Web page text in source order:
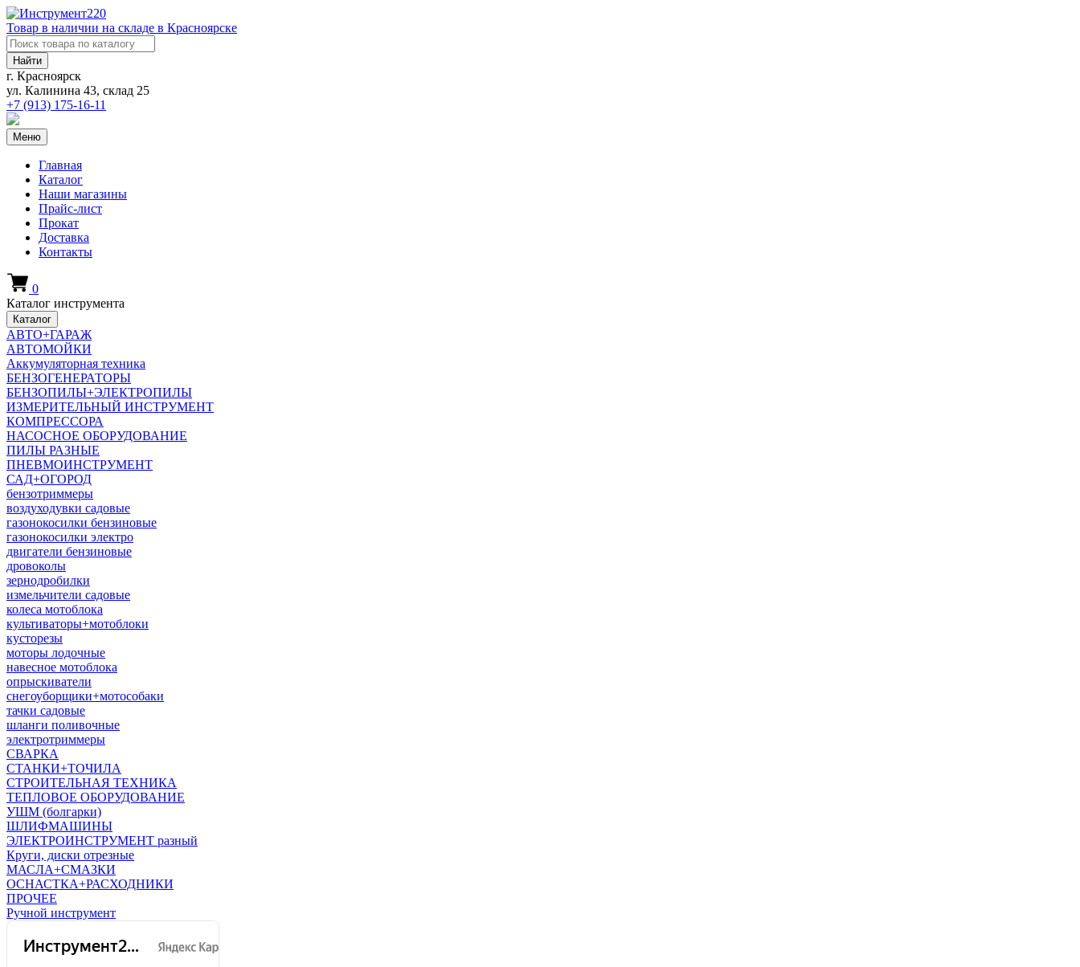
Товар в наличии на складе в Красноярске
Найти
г. Красноярск
ул. Калинина 43, склад 25
+7 (913) 175-16-11
Меню
Главная
Каталог
Наши магазины
Прайс-лист
Прокат
Доставка
Контакты
0
Каталог инструмента
Каталог
АВТО+ГАРАЖ
АВТОМОЙКИ
Аккумуляторная техника
БЕНЗОГЕНЕРАТОРЫ
БЕНЗОПИЛЫ+ЭЛЕКТРОПИЛЫ
ИЗМЕРИТЕЛЬНЫЙ ИНСТРУМЕНТ
КОМПРЕССОРА
НАСОСНОЕ ОБОРУДОВАНИЕ
ПИЛЫ РАЗНЫЕ
ПНЕВМОИНСТРУМЕНТ
САД+ОГОРОД
бензотриммеры
воздуходувки садовые
газонокосилки бензиновые
газонокосилки электро
двигатели бензиновые
дровоколы
зернодробилки
измельчители садовые
колеса мотоблока
культиваторы+мотоблоки
кусторезы
моторы лодочные
навесное мотоблока
опрыскиватели
снегоуборщики+мотособаки
тачки садовые
шланги поливочные
электротриммеры
СВАРКА
СТАНКИ+ТОЧИЛА
СТРОИТЕЛЬНАЯ ТЕХНИКА
ТЕПЛОВОЕ ОБОРУДОВАНИЕ
УШМ (болгарки)
ШЛИФМАШИНЫ
ЭЛЕКТРОИНСТРУМЕНТ разный
Круги, диски отрезные
МАСЛА+СМАЗКИ
ОСНАСТКА+РАСХОДНИКИ
ПРОЧЕЕ
Ручной инструмент